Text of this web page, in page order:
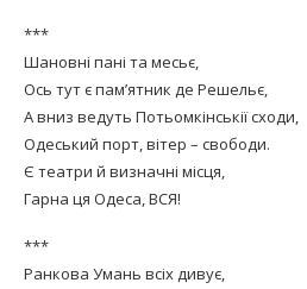
***
Шановні пані та месьє,
Ось тут є пам’ятник де Решельє,
А вниз ведуть Потьомкінськії сходи,
Одеський порт, вітер – свободи.
Є театри й визначні місця,
Гарна ця Одеса, ВСЯ!
***
Ранкова Умань всіх дивує,